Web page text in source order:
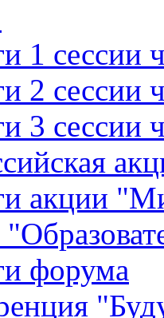
1 сессии
2 сессии
3 сессии
акции
форума